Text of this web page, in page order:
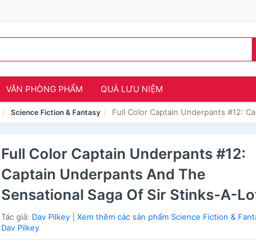
VĂN PHÒNG PHẨM QUÀ LƯU NIỆM
Science Fiction & Fantasy Full Color Captain Underpants #12:
Full Color Captain Underpants #12:
Captain Underpants And The
Sensational Saga Of Sir Stinks-A-
Tác giả: Dav Pilkey |Xem thêm các sản phẩm Science Fiction &
Dav Pilkey